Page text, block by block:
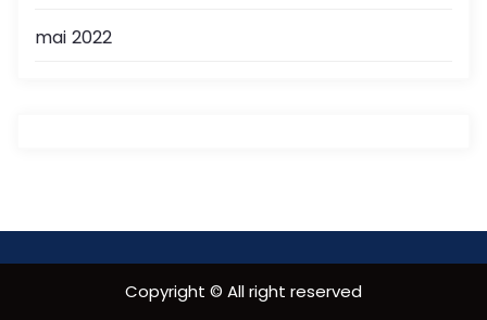
mai 2022
Copyright © All right reserved